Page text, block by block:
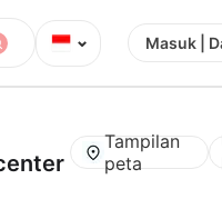
⌄ Masuk |
Tampilan
peta